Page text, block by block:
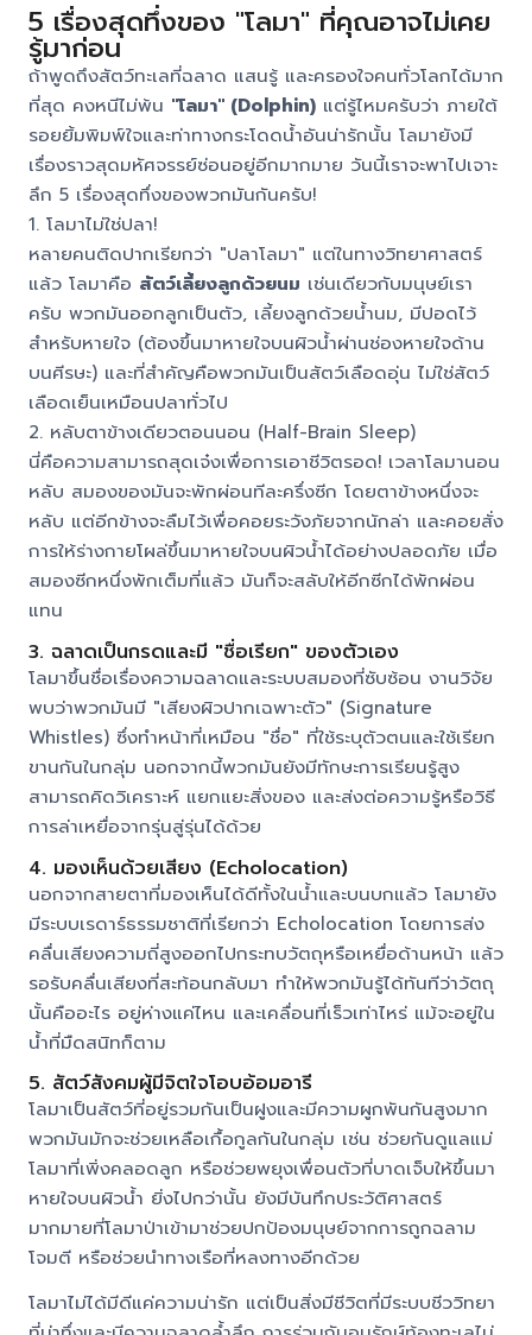
5 เรื่องสุดทึ่งของ "โลมา" ที่คุณอาจไม่เคย
รู้มาก่อน
ถ้าพูดถึงสัตว์ทะเลที่ฉลาด แสนรู้ และครองใจคนทั่วโลกได้มาก
ที่สุด คงหนีไม่พ้น "โลมา" (Dolphin)แต่รู้ไหมครับว่า ภายใต้
รอยยิ้มพิมพ์ใจและท่าทางกระโดดน้ำอันน่ารักนั้น โลมายังมี
เรื่องราวสุดมหัศจรรย์ซ่อนอยู่อีกมากมาย วันนี้เราจะพาไปเจาะ
ลึก 5 เรื่องสุดทึ่งของพวกมันกันครับ!
1. โลมาไม่ใช่ปลา!
หลายคนติดปากเรียกว่า "ปลาโลมา" แต่ในทางวิทยาศาสตร์
แล้ว โลมาคือ สัตว์เลี้ยงลูกด้วยนม เช่นเดียวกับมนุษย์เรา
ครับ พวกมันออกลูกเป็นตัว, เลี้ยงลูกด้วยน้ำนม, มีปอดไว้
สำหรับหายใจ (ต้องขึ้นมาหายใจบนผิวน้ำผ่านช่องหายใจด้าน
บนศีรษะ) และที่สำคัญคือพวกมันเป็นสัตว์เลือดอุ่น ไม่ใช่สัตว์
เลือดเย็นเหมือนปลาทั่วไป
2. หลับตาข้างเดียวตอนนอน (Half-Brain Sleep)
นี่คือความสามารถสุดเจ๋งเพื่อการเอาชีวิตรอด! เวลาโลมานอน
หลับ สมองของมันจะพักผ่อนทีละครึ่งซีก โดยตาข้างหนึ่งจะ
หลับ แต่อีกข้างจะลืมไว้เพื่อคอยระวังภัยจากนักล่า และคอยสั่ง
การให้ร่างกายโผล่ขึ้นมาหายใจบนผิวน้ำได้อย่างปลอดภัย เมื่อ
สมองซีกหนึ่งพักเต็มที่แล้ว มันก็จะสลับให้อีกซีกได้พักผ่อน
แทน
3. ฉลาดเป็นกรดและมี "ชื่อเรียก" ของตัวเอง
โลมาขึ้นชื่อเรื่องความฉลาดและระบบสมองที่ซับซ้อน งานวิจัย
พบว่าพวกมันมี "เสียงผิวปากเฉพาะตัว" (Signature
Whistles) ซึ่งทำหน้าที่เหมือน "ชื่อ" ที่ใช้ระบุตัวตนและใช้เรียก
ขานกันในกลุ่ม นอกจากนี้พวกมันยังมีทักษะการเรียนรู้สูง
สามารถคิดวิเคราะห์ แยกแยะสิ่งของ และส่งต่อความรู้หรือวิธี
การล่าเหยื่อจากรุ่นสู่รุ่นได้ด้วย
4. มองเห็นด้วยเสียง (Echolocation)
นอกจากสายตาที่มองเห็นได้ดีทั้งในน้ำและบนบกแล้ว โลมายัง
มีระบบเรดาร์ธรรมชาติที่เรียกว่า Echolocation โดยการส่ง
คลื่นเสียงความถี่สูงออกไปกระทบวัตถุหรือเหยื่อด้านหน้า แล้ว
รอรับคลื่นเสียงที่สะท้อนกลับมา ทำให้พวกมันรู้ได้ทันทีว่าวัตถุ
นั้นคืออะไร อยู่ห่างแค่ไหน และเคลื่อนที่เร็วเท่าไหร่ แม้จะอยู่ใน
น้ำที่มืดสนิทก็ตาม
5. สัตว์สังคมผู้มีจิตใจโอบอ้อมอารี
โลมาเป็นสัตว์ที่อยู่รวมกันเป็นฝูงและมีความผูกพันกันสูงมาก
พวกมันมักจะช่วยเหลือเกื้อกูลกันในกลุ่ม เช่น ช่วยกันดูแลแม่
โลมาที่เพิ่งคลอดลูก หรือช่วยพยุงเพื่อนตัวที่บาดเจ็บให้ขึ้นมา
หายใจบนผิวน้ำ ยิ่งไปกว่านั้น ยังมีบันทึกประวัติศาสตร์
มากมายที่โลมาป่าเข้ามาช่วยปกป้องมนุษย์จากการถูกฉลาม
โจมตี หรือช่วยนำทางเรือที่หลงทางอีกด้วย
โลมาไม่ได้มีดีแค่ความน่ารัก แต่เป็นสิ่งมีชีวิตที่มีระบบชีววิทยา